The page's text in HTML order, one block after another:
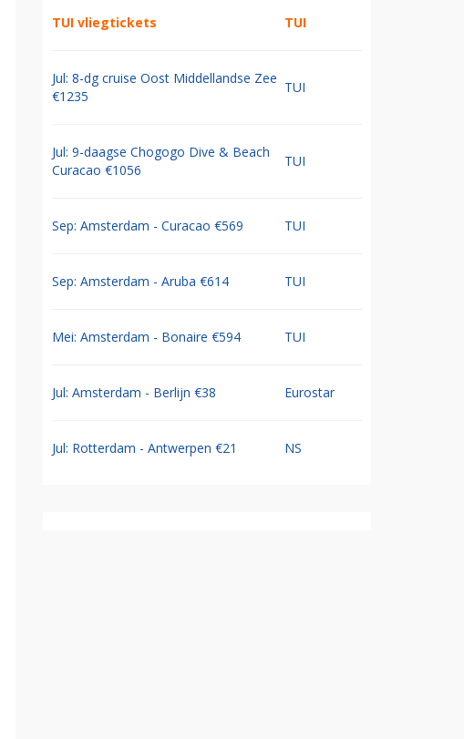
TUI vliegtickets TUI
Jul: 8-dg cruise Oost Middellandse Zee
€1235
TUI
Jul: 9-daagse Chogogo Dive & Beach
Curacao €1056
TUI
Sep: Amsterdam - Curacao €569 TUI
Sep: Amsterdam - Aruba €614 TUI
Mei: Amsterdam - Bonaire €594 TUI
Jul: Amsterdam - Berlijn €38 Eurostar
Jul: Rotterdam - Antwerpen €21 NS